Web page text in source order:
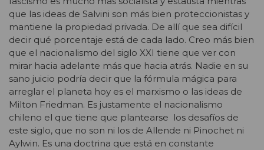
que las ideas de Salvini son más bien proteccionistas y
mantiene la propiedad privada. De allí que sea difícil
decir qué porcentaje está de cada lado. Creo más bien
que el nacionalismo del siglo XXI tiene que ver con
mirar hacia adelante más que hacia atrás. Nadie en su
sano juicio podría decir que la fórmula mágica para
arreglar el planeta hoy es el marxismo o las ideas de
Milton Friedman. Es justamente el nacionalismo
chileno el que tiene que plantearse los desafíos de
este siglo, que no son ni los de Allende ni Pinochet ni
Aylwin. Es una doctrina que está en constante